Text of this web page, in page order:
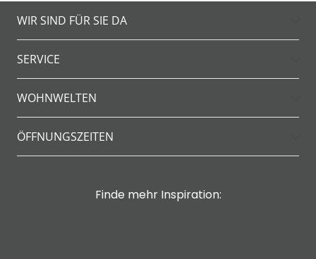
WIR SIND FÜR SIE DA
SERVICE
WOHNWELTEN
ÖFFNUNGSZEITEN
Finde mehr Inspiration: